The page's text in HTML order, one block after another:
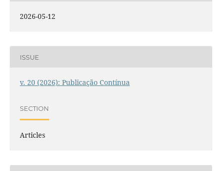
2026-05-12
ISSUE
v. 20 (2026): Publicação Contínua
SECTION
Articles